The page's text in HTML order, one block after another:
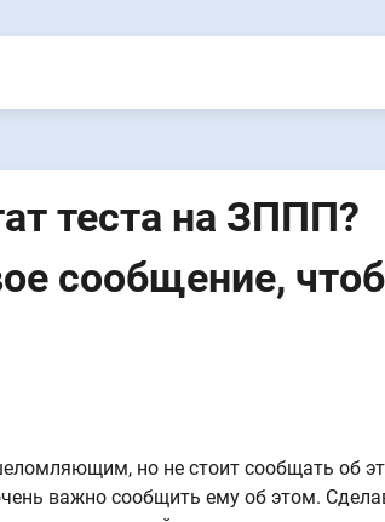
теста на ЗППП?
сообщение,
но не стоит сообщать об
важно сообщить ему об этом.